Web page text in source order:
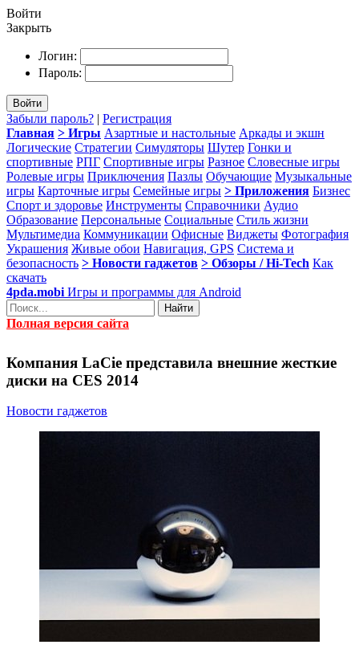
Войти
Закрыть
Логин:
Пароль:
Войти
Забыли пароль? | Регистрация
Главная > Игры Азартные и настольные Аркады и экшн
Логические Стратегии Симуляторы Шутер Гонки и
спортивные РПГ Спортивные игры Разное Словесные игры
Ролевые игры Приключения Пазлы Обучающие Музыкальные
игры Карточные игры Семейные игры > Приложения Бизнес
Спорт и здоровье Инструменты Справочники Аудио
Образование Персональные Социальные Стиль жизни
Мультимедиа Коммуникации Офисные Виджеты Фотография
Украшения Живые обои Навигация, GPS Система и
безопасность > Новости гаджетов > Обзоры / Hi-Tech Как
скачать
4pda.mobi Игры и программы для Android
Найти
Полная версия сайта
Компания LaCie представила внешние жесткие
диски на CES 2014
Новости гаджетов